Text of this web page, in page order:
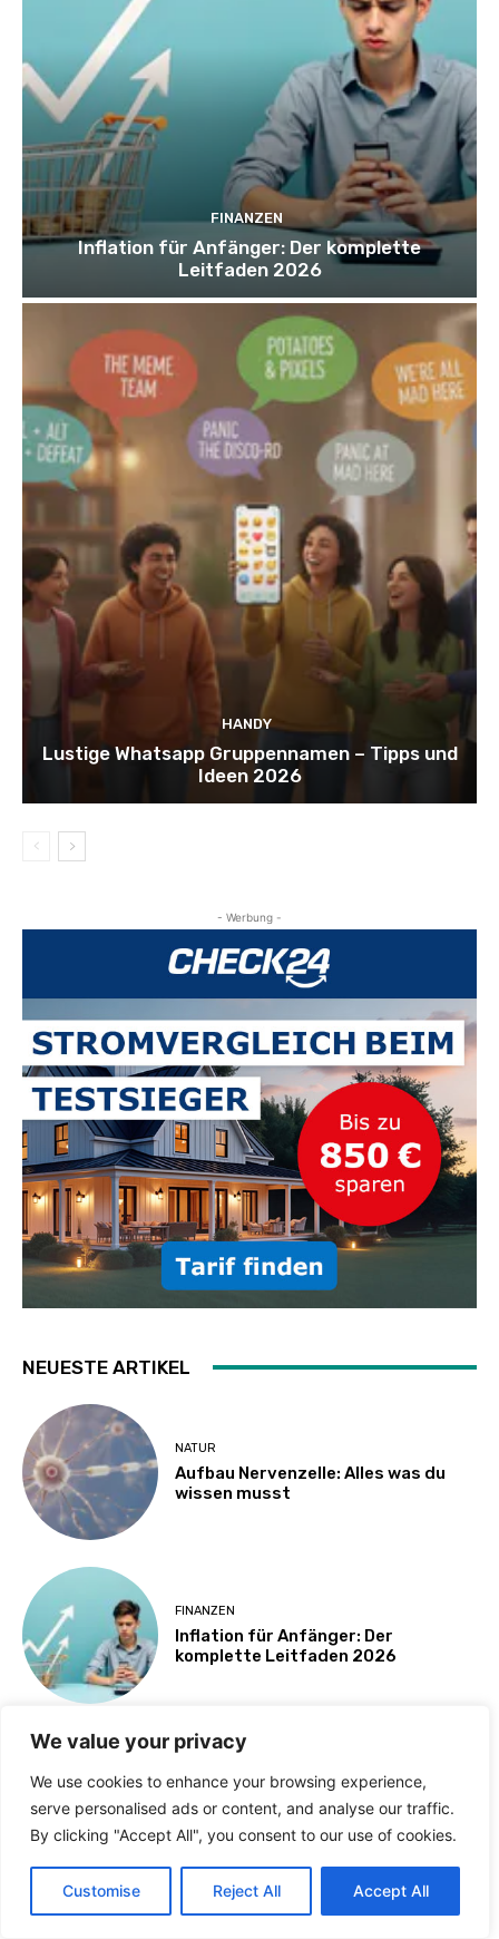
We value your privacy
We use cookies to enhance your browsing experience,
serve personalised ads or content, and analyse our traffic.
By clicking "Accept All", you consent to our use of cookies.
Customise Reject All Accept All
FINANZEN
Inflation für Anfänger: Der komplette
Leitfaden 2026
HANDY
Lustige Whatsapp Gruppennamen – Tipps und
Ideen 2026
- Werbung -
NEUESTE ARTIKEL
NATUR
Aufbau Nervenzelle: Alles was du
wissen musst
FINANZEN
Inflation für Anfänger: Der
komplette Leitfaden 2026
HANDY
Lustige Whatsapp Gruppennamen –
Tipps und Ideen 2026